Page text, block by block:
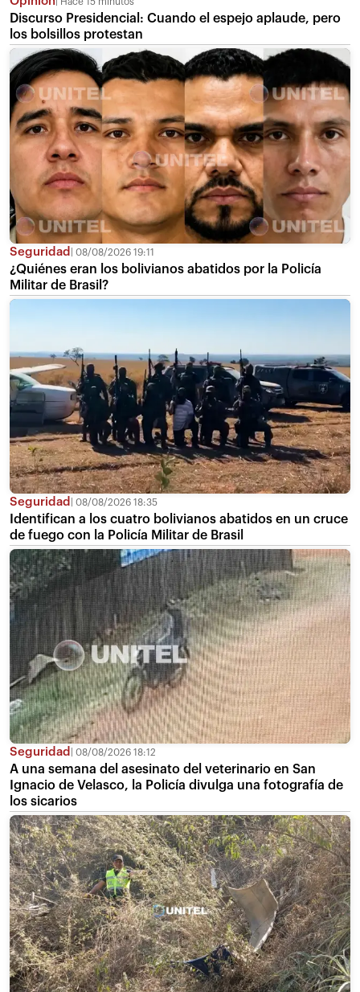
Hace 15 minutos
Discurso Presidencial: Cuando el espejo aplaude, pero
los bolsillos protestan
Seguridad 08/08/2026 19:11
¿Quiénes eran los bolivianos abatidos por la Policía
Militar de Brasil?
Seguridad 08/08/2026 18:35
Identifican a los cuatro bolivianos abatidos en un cruce
de fuego con la Policía Militar de Brasil
Seguridad 08/08/2026 18:12
A una semana del asesinato del veterinario en San
Ignacio de Velasco, la Policía divulga una fotografía de
los sicarios